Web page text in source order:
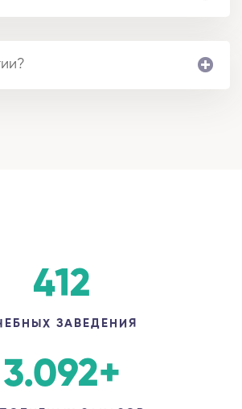
412
ЗАВЕДЕНИЯ
3.092+